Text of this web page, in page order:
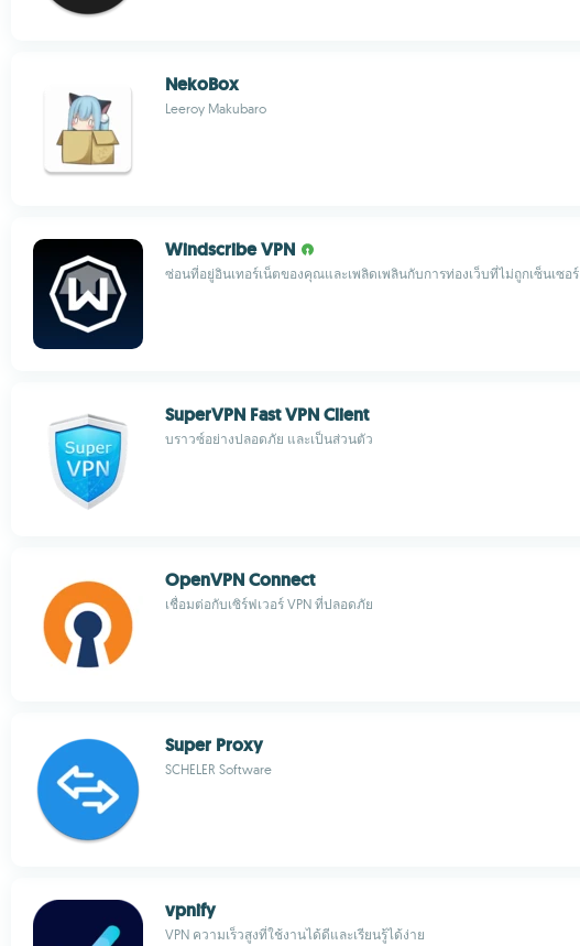
NekoBox
Leeroy Makubaro
Windscribe VPN
ซ่อนที่อยู่อินเทอร์เน็ตของคุณและเพลิดเพลินกับการท่องเว็บที่ไม่ถูกเซ็นเซอร์
SuperVPN Fast VPN Client
บราวซ์อย่างปลอดภัย และเป็นส่วนตัว
OpenVPN Connect
เชื่อมต่อกับเซิร์ฟเวอร์ VPN ที่ปลอดภัย
Super Proxy
SCHELER Software
vpnify
VPN ความเร็วสูงที่ใช้งานได้ดีและเรียนรู้ได้ง่าย